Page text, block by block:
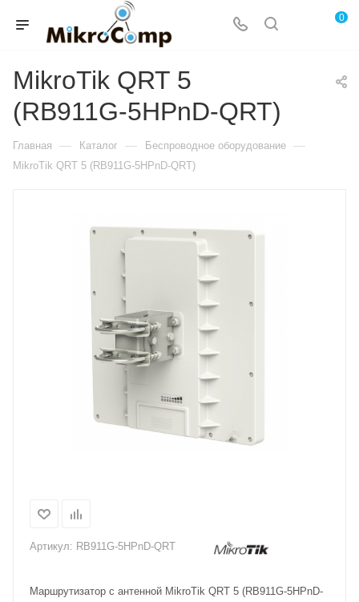
0
MikroTik QRT 5
(RB911G-5HPnD-QRT)
Главная — Каталог — Беспроводное оборудование —
MikroTik QRT 5 (RB911G-5HPnD-QRT)
Артикул: RB911G-5HPnD-QRT
Маршрутизатор с антенной MikroTik QRT 5 (RB911G-5HPnD-